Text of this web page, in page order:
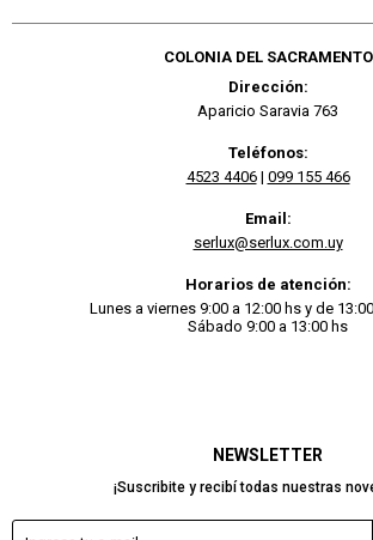
NEWSLETTER
¡Suscribite y recibí todas nuestras
COLONIA DEL SACRAMENTO
Dirección:
Aparicio Saravia 763
Teléfonos:
4523 4406| 099 155 466
Email:
serlux@serlux.com.uy
Horarios de atención:
Lunes a viernes 9:00 a 12:00 hs y de
Sábado 9:00 a 13:00 hs